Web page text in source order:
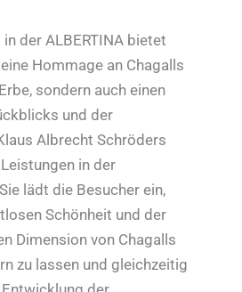
der ALBERTINA bietet
Hommage an Chagalls
sondern auch einen
und der
Albrecht Schröders
in der
lädt die Besucher ein,
Schönheit und der
Dimension von Chagalls
zu lassen und gleichzeitig